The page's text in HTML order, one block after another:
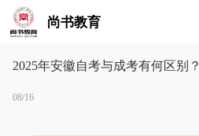
尚书教育
2025年安徽自考与成考有何区别？
08/16